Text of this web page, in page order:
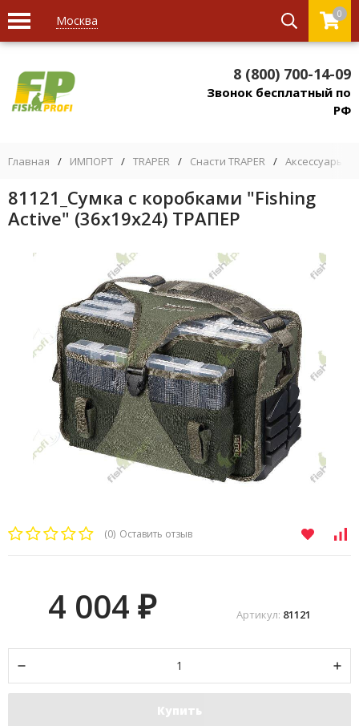
Москва 0
8 (800) 700-14-09
Звонок бесплатный по
РФ
Главная / ИМПОРТ / TRAPER / Снасти TRAPER / Аксессуары,
81121_Сумка с коробками "Fishing
Active" (36х19х24) ТРАПЕР
(0) Оставить отзыв
Артикул: 81121
4 004 ₽
Купить